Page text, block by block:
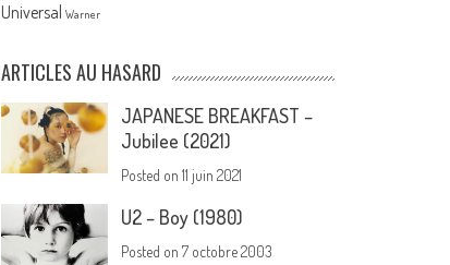
Universal Warner
ARTICLES AU HASARD
JAPANESE BREAKFAST –
Jubilee (2021)
Posted on11 juin 2021
U2 – Boy (1980)
Posted on7 octobre 2003